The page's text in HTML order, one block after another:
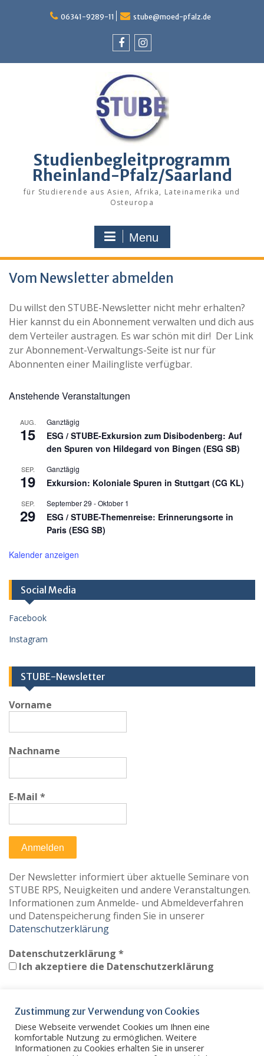
06341-9289-11 stube@moed-pfalz.de
Studienbegleitprogramm
Rheinland-Pfalz/Saarland
für Studierende aus Asien, Afrika, Lateinamerika und
Osteuropa
Menu
Vom Newsletter abmelden
Du willst den STUBE-Newsletter nicht mehr erhalten?
Hier kannst du ein Abonnement verwalten und dich aus
dem Verteiler austragen. Es war schön mit dir! Der Link
zur Abonnement-Verwaltungs-Seite ist nur für
Abonnenten einer Mailingliste verfügbar.
Anstehende Veranstaltungen
AUG.
15
Ganztägig
ESG / STUBE-Exkursion zum Disibodenberg: Auf
den Spuren von Hildegard von Bingen (ESG SB)
SEP.
19
Ganztägig
Exkursion: Koloniale Spuren in Stuttgart (CG KL)
SEP.
29
September 29 -Oktober 1
ESG / STUBE-Themenreise: Erinnerungsorte in
Paris (ESG SB)
Kalender anzeigen
Social Media
Facebook
Instagram
STUBE-Newsletter
Vorname
Nachname
E-Mail *
Der Newsletter informiert über aktuelle Seminare von
STUBE RPS, Neuigkeiten und andere Veranstaltungen.
Informationen zum Anmelde- und Abmeldeverfahren
und Datenspeicherung finden Sie in unserer
Datenschutzerklärung
Datenschutzerklärung *
Ich akzeptiere die Datenschutzerklärung
Vom Newsletter abmelden
Datenschutz
Impressum
Kontakt Intern Menüeintrag
Zustimmung zur Verwendung von Cookies
Diese Webseite verwendet Cookies um Ihnen eine
komfortable Nutzung zu ermöglichen. Weitere
Informationen zu Cookies erhalten Sie in unserer